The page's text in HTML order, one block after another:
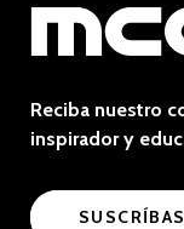
Reciba nuestro
inspirador y